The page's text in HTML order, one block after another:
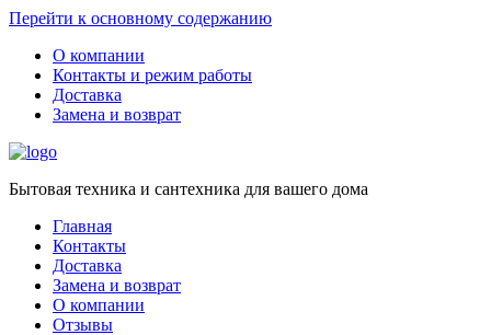
Перейти к основному содержанию
О компании
Контакты и режим работы
Доставка
Замена и возврат
Бытовая техника и сантехника для вашего дома
Главная
Контакты
Доставка
Замена и возврат
О компании
Отзывы